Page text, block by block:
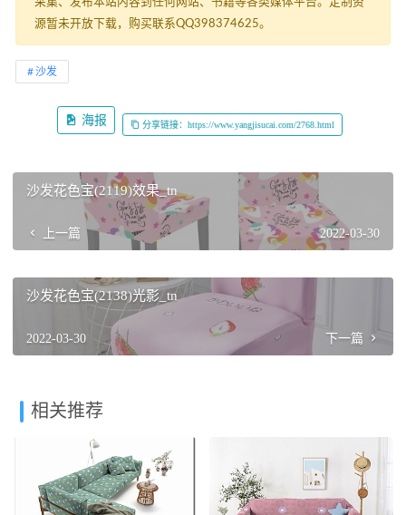
源暂未开放下载，购买联系QQ398374625。
沙发
海报 分享链接：https://www.yangjisucai.com/2768.html
沙发花色宝(2119)效果_tn
上一篇 2022-03-30
沙发花色宝(2138)光影_tn
2022-03-30 下一篇
相关推荐